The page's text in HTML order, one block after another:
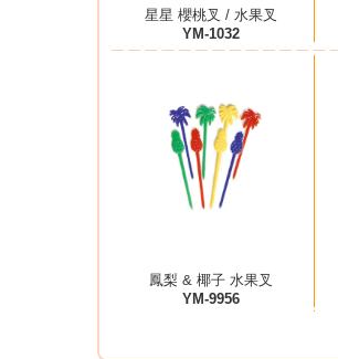
星星 櫻桃叉 / 水果叉
YM-1032
鳳梨 & 椰子 水果叉
YM-9956